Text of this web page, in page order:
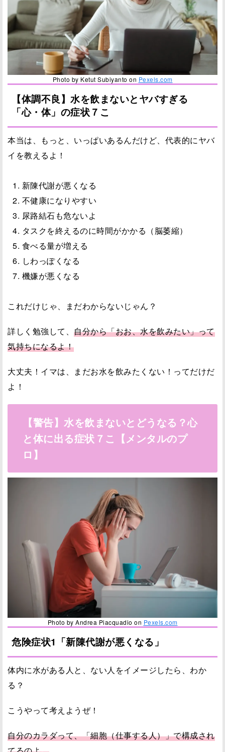
Photo by Ketut Subiyanto on Pexels.com
【体調不良】水を飲まないとヤバすぎる
「心・体」の症状７こ
本当は、もっと、いっぱいあるんだけど、代表的にヤバ
イを教えるよ！
新陳代謝が悪くなる
不健康になりやすい
尿路結石も危ないよ
タスクを終えるのに時間がかかる（脳萎縮）
食べる量が増える
しわっぽくなる
機嫌が悪くなる
これだけじゃ、まだわからないじゃん？
詳しく勉強して、 自分から「おお、水を飲みたい」って
気持ちになるよ！
大丈夫！イマは、まだお水を飲みたくない！ってだけだ
よ！
【警告】水を飲まないとどうなる？心
と体に出る症状７こ【メンタルのプ
ロ】
Photo by Andrea Piacquadio on Pexels.com
危険症状1「新陳代謝が悪くなる」
体内に水がある人と、ない人をイメージしたら、わか
る？
こうやって考えようぜ！
自分のカラダって、「細胞（仕事する人）」で構成され